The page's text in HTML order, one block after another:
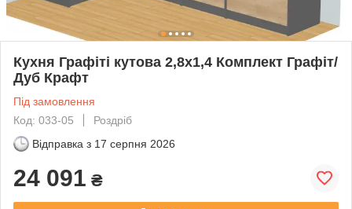
Кухня Графіті кутова 2,8х1,4 Комплект Графіт/
Дуб Крафт
Під замовлення
Код: 033-05
Роздріб
Відправка з 17 серпня 2026
24 091 ₴